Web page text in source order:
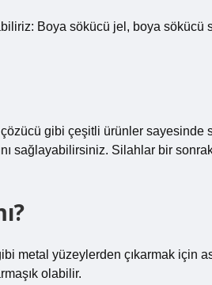
Boya sökücü jel, boya sökücü
gibi çeşitli ürünler sayesinde
sağlayabilirsiniz. Silahlar bir
metal yüzeylerden çıkarmak için
olabilir.